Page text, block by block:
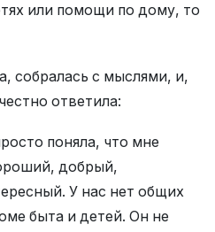
или помощи по дому, то
собралась с мыслями, и,
ответила:
поняла, что мне
добрый,
У нас нет общих
быта и детей. Он не